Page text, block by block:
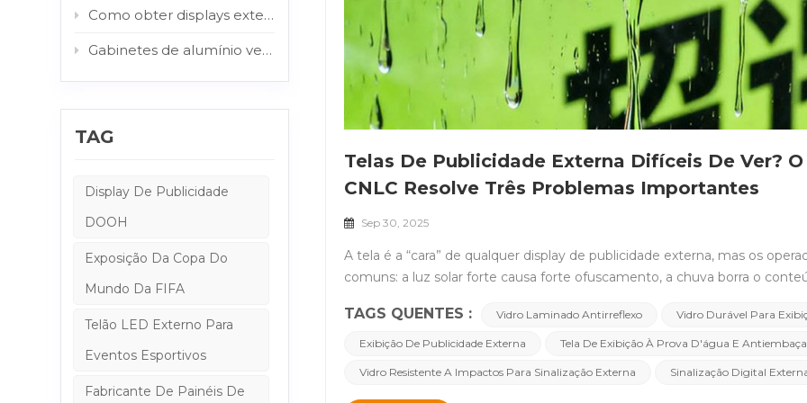
Telas De Publicidade Externa Difíceis De Ver?
CNLC Resolve Três Problemas Importantes
Sep 30, 2025
A tela é a “cara” de qualquer display de publicidade externa, mas os
comuns: a luz solar forte causa forte ofuscamento, a chuva borra o
exteriores, projetado para superar esses desafios e garantir um
condições.Visibilidade nítida sob a luz solar: design antirreflexo O vidro
TAGS QUENTES : Vidro Laminado Antirreflexo Vidro Durável Para
Exibição De Publicidade Externa Tela De Exibição À Prova D'água E
Vidro Resistente A Impactos Para Sinalização Externa Sinalização Digital
Como obter displays externos legíveis sob luz solar: o papel do AG e do vidro protetor.
Gabinetes de alumínio versus aço: qual estrutura é melhor para sinalização digital externa?
TAG
Display De Publicidade
DOOH
Exposição Da Copa Do
Mundo Da FIFA
Telão LED Externo Para
Eventos Esportivos
Fabricante De Painéis De